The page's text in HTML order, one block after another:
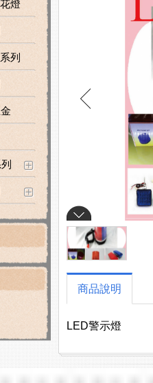
燈
列
商品說明
LED警示燈